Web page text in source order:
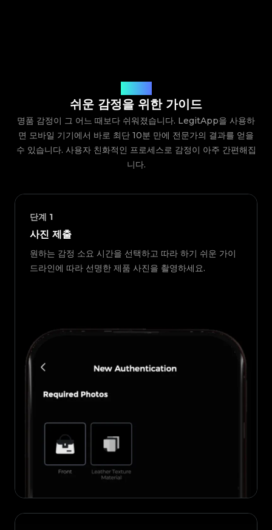
쉬운 감정을 위한 가이드
명품 감정이 그 어느 때보다 쉬워졌습니다. LegitApp을 사용하
면 모바일 기기에서 바로 최단 10분 만에 전문가의 결과를 얻을
수 있습니다. 사용자 친화적인 프로세스로 감정이 아주 간편해집
니다.
단계 1
사진 제출
원하는 감정 소요 시간을 선택하고 따라 하기 쉬운 가이
드라인에 따라 선명한 제품 사진을 촬영하세요.